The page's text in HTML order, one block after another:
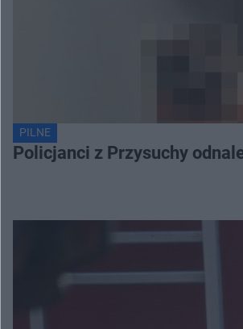
PILNE
Policjanci z Przysuchy